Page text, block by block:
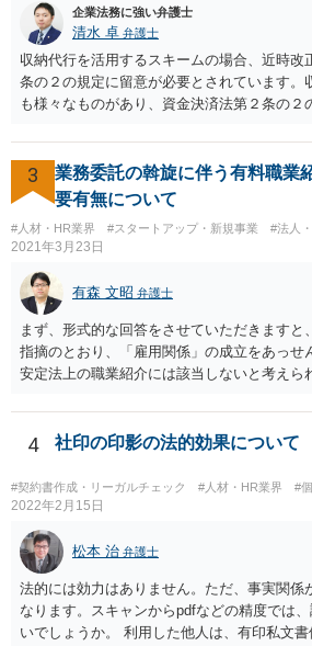
企業法務に強い弁護士
清水 卓 弁護士
収納代行を活用するスキームの場合、近時改
条の２の規定に留意が必要とされています。
も様々なものがあり、資金決済法第２条の２
ことが明らかにされました。 この資金決済
定の要件（内閣府令で定める要件も含む）
るだけではなかなか理解し難いところがある
示板で回答するには限界がありますので、こ
士の方に直接相談なさってみて下さい。 （
金銭債権を有する者（以下この条において「
の委託、受取人からの金銭債権の譲受けその
より、当該金銭債権に係る債務者又は当該債
の段階にわたる委託を含む。）その他これに
行う者から弁済として資金を受け入れ、又は
当該受取人に当該資金を移動させる行為（当
付することにより移動させる行為を除く。）
（事業として又は事業のために受取人となる
く。）であることその他の内閣府令で定める
替取引に該当するものとする
3
業務委託の斡旋に伴う有料職業
要有無について
#人材・HR業界 #スタートアップ・新規事業 #法人
2021年3月23日
有森 文昭 弁護士
まず、形式的な回答をさせていただきます
指摘のとおり、「雇用関係」の成立をあっせ
安定法上の職業紹介には該当しないと考え
は、職業安定法上の職業紹介には該当しない
形式的な回答になりますが、形式的には、
る場合には、職業紹介に該当すると判断され
の判断は、広範にかつ厳格に行われるので、
いといえるかには十分注意する必要がありま
のあっせんは、事業主間の商取引を仲介する
野によっては、何らかの許認可等が必要とな
意が必要です。 いずれにしても、慎重に検討
いものと存じますので、一度弁護士にご相談
ガルチェックをしていただくことをお勧めい
4 社印の印影の法的効果について
#契約書作成・リーガルチェック #人材・HR業界 #
2022年2月15日
松本 治 弁護士
法的には効力はありません。ただ、事実関係
なります。スキャンからpdfなどの精度では
いでしょうか。 利用した他人は、有印私文